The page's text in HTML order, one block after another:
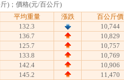
)；價格(元/百公斤)
平均重量 漲跌 百公斤價
132.3 10,744
136.7 10,829
125.7 10,757
133.8 10,769
142.4 10,906
145.2 11,470